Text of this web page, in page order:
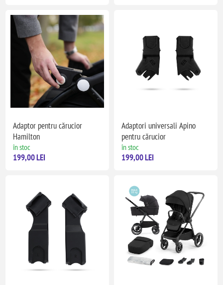
Adaptor pentru cărucior
Hamilton
în stoc
199,00 LEI
Adaptori universali Apino
pentru cărucior
în stoc
199,00 LEI